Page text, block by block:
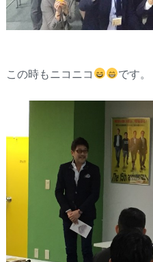
この時もニコニコ です。